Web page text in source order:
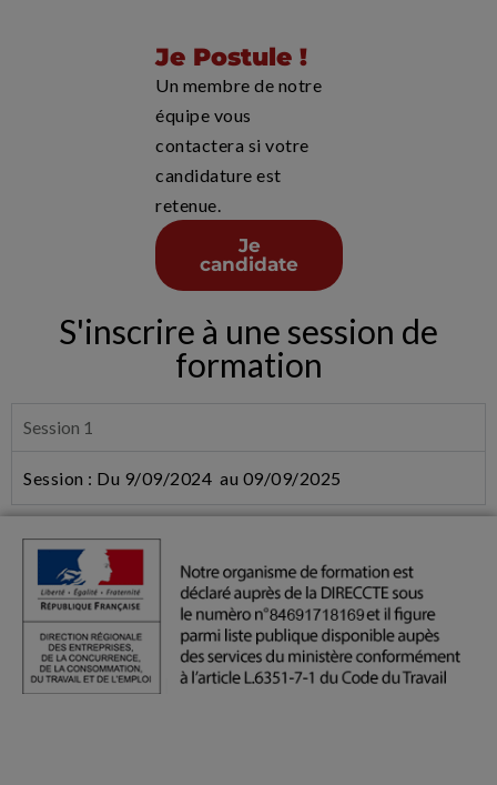
Je Postule !
Un membre de notre
équipe vous
contactera si votre
candidature est
retenue.
Je
candidate
S'inscrire à une session de
formation
Session 1
Session : Du 9/09/2024 au 09/09/2025